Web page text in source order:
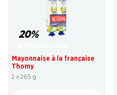
20%
Mayonnaise à la française
Thomy
2 x 265 g